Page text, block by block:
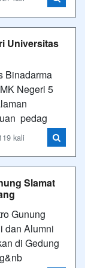
Universitas
Binadarma
Negeri 5
pedag
kali
Slamat
Gunung
dan Alumni
di Gedung